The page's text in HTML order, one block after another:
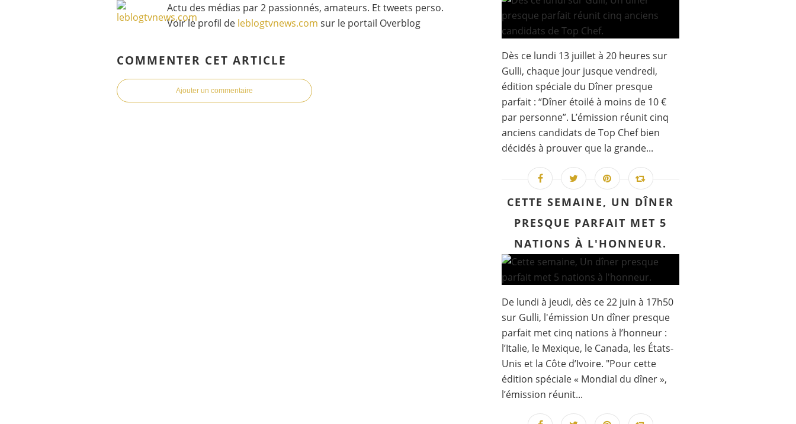
Actu des médias par 2 passionnés, amateurs. Et tweets perso.
Voir le profil de leblogtvnews.com sur le portail Overblog
COMMENTER CET ARTICLE
Ajouter un commentaire
Dès ce lundi 13 juillet à 20 heures sur
Gulli, chaque jour jusque vendredi,
édition spéciale du Dîner presque
parfait : “Dîner étoilé à moins de 10 €
par personne”. L’émission réunit cinq
anciens candidats de Top Chef bien
décidés à prouver que la grande...
CETTE SEMAINE, UN DÎNER
PRESQUE PARFAIT MET 5
NATIONS À L'HONNEUR.
De lundi à jeudi, dès ce 22 juin à 17h50
sur Gulli, l'émission Un dîner presque
parfait met cinq nations à l’honneur :
l’Italie, le Mexique, le Canada, les États-
Unis et la Côte d’Ivoire. "Pour cette
édition spéciale « Mondial du dîner »,
l’émission réunit...